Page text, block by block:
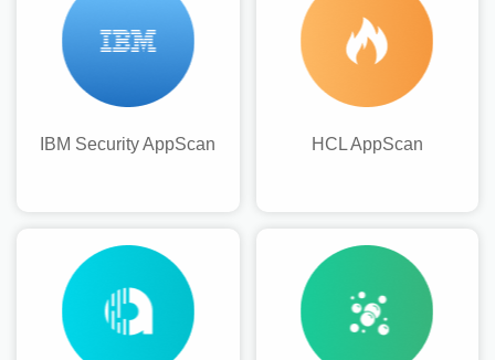
IBM Security AppScan HCL AppScan